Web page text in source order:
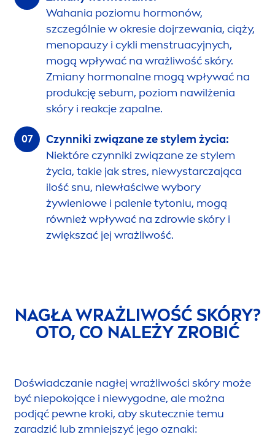
Wahania poziomu hormonów,
szczególnie w okresie dojrzewania, ciąży,
menopauzy i cykli menstruacyjnych,
mogą wpływać na wrażliwość skóry.
Zmiany hormonalne mogą wpływać na
produkcję sebum, poziom nawilżenia
skóry i reakcje zapalne.
Czynniki związane ze stylem życia:
Niektóre czynniki związane ze stylem
życia, takie jak stres, niewystarczająca
ilość snu, niewłaściwe wybory
żywieniowe i palenie tytoniu, mogą
również wpływać na zdrowie skóry i
zwiększać jej wrażliwość.
NAGŁA WRAŻLIWOŚĆ SKÓRY?
OTO, CO NALEŻY ZROBIĆ
Doświadczanie nagłej wrażliwości skóry może
być niepokojące i niewygodne, ale można
podjąć pewne kroki, aby skutecznie temu
zaradzić lub zmniejszyć jego oznaki: